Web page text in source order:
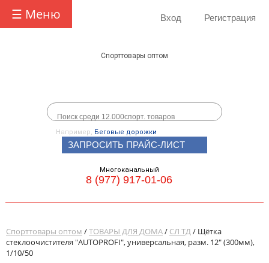
☰ Меню Вход Регистрация
Спорттовары оптом
Например, Беговые дорожки
ЗАПРОСИТЬ ПРАЙС-ЛИСТ
Многоканальный
8 (977) 917-01-06
Спорттовары оптом /ТОВАРЫ ДЛЯ ДОМА/ СЛ ТД/ Щётка
стеклоочистителя "AUTOPROFI", универсальная, разм. 12" (300мм),
1/10/50